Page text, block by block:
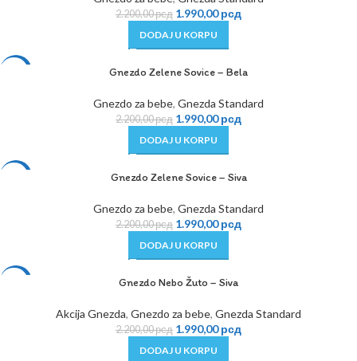
2.200,00рсд 1.990,00рсд
DODAJ U KORPU
Gnezdo Zelene Sovice – Bela
Gnezdo za bebe, Gnezda Standard
2.200,00рсд 1.990,00рсд
DODAJ U KORPU
Gnezdo Zelene Sovice – Siva
Gnezdo za bebe, Gnezda Standard
2.200,00рсд 1.990,00рсд
DODAJ U KORPU
Gnezdo Nebo Žuto – Siva
Akcija Gnezda, Gnezdo za bebe, Gnezda Standard
2.200,00рсд 1.990,00рсд
DODAJ U KORPU